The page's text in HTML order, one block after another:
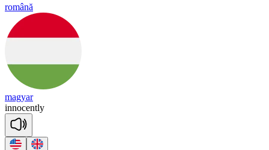
română
magyar
innocently